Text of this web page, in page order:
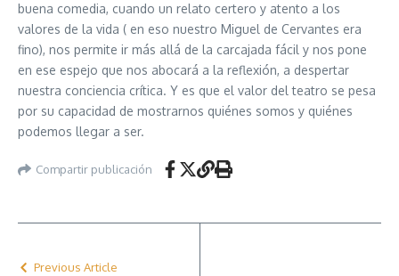
buena comedia, cuando un relato certero y atento a los
valores de la vida ( en eso nuestro Miguel de Cervantes era
fino), nos permite ir más allá de la carcajada fácil y nos pone
en ese espejo que nos abocará a la reflexión, a despertar
nuestra conciencia crítica. Y es que el valor del teatro se pesa
por su capacidad de mostrarnos quiénes somos y quiénes
podemos llegar a ser.
Compartir publicación
Previous Article